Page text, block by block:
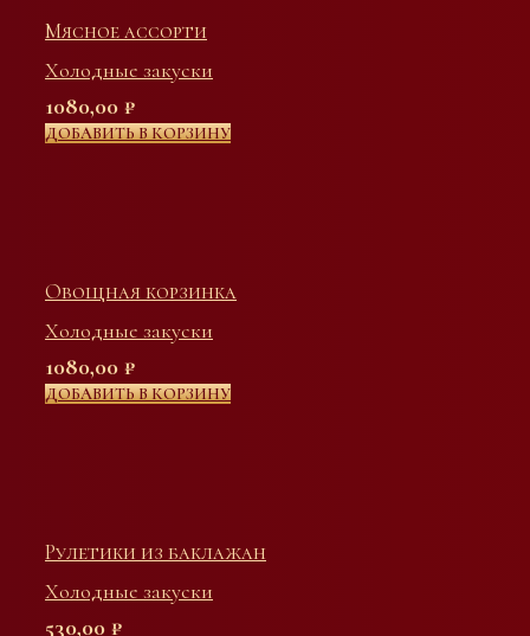
Мясное ассорти
Холодные закуски
1080,00 ₽
ДОБАВИТЬ В КОРЗИНУ
Овощная корзинка
Холодные закуски
1080,00 ₽
ДОБАВИТЬ В КОРЗИНУ
Рулетики из баклажан
Холодные закуски
530,00 ₽